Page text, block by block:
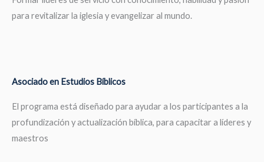
para revitalizar la iglesia y evangelizar al mundo.
Asociado en Estudios Bíblicos
El programa está diseñado para ayudar a los participantes a la
profundización y actualización bíblica, para capacitar a líderes y
maestros